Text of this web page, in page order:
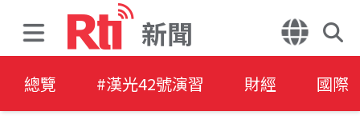
新聞
總覽 #漢光42號演習 財經 國際